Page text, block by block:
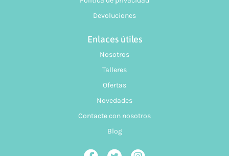
Devoluciones
Enlaces útiles
Nosotros
Talleres
Ofertas
Novedades
Contacte con nosotros
Blog